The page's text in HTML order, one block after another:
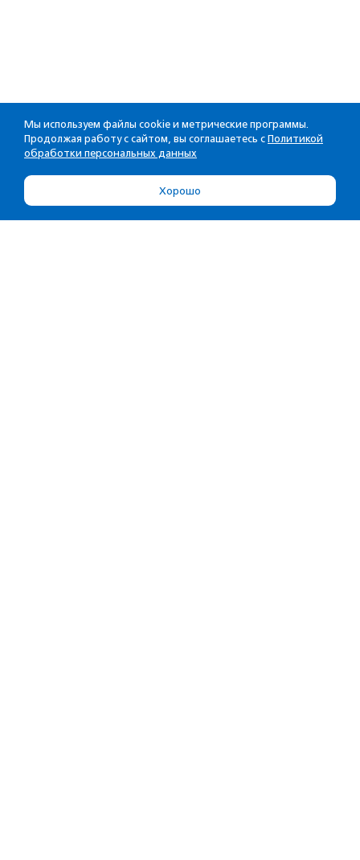
Мы используем файлы cookie и метрические программы.
Продолжая работу с сайтом, вы соглашаетесь с Политикой
обработки персональных данных
Хорошо